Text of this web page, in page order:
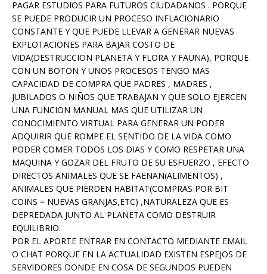
PAGAR ESTUDIOS PARA FUTUROS CIUDADANOS . PORQUE
SE PUEDE PRODUCIR UN PROCESO INFLACIONARIO
CONSTANTE Y QUE PUEDE LLEVAR A GENERAR NUEVAS
EXPLOTACIONES PARA BAJAR COSTO DE
VIDA(DESTRUCCION PLANETA Y FLORA Y FAUNA), PORQUE
CON UN BOTON Y UNOS PROCESOS TENGO MAS
CAPACIDAD DE COMPRA QUE PADRES , MADRES ,
JUBILADOS O NIÑOS QUE TRABAJAN Y QUE SOLO EJERCEN
UNA FUNCION MANUAL MAS QUE UTILIZAR UN
CONOCIMIENTO VIRTUAL PARA GENERAR UN PODER
ADQUIRIR QUE ROMPE EL SENTIDO DE LA VIDA COMO
PODER COMER TODOS LOS DIAS Y COMO RESPETAR UNA
MAQUINA Y GOZAR DEL FRUTO DE SU ESFUERZO , EFECTO
DIRECTOS ANIMALES QUE SE FAENAN(ALIMENTOS) ,
ANIMALES QUE PIERDEN HABITAT(COMPRAS POR BIT
COINS = NUEVAS GRANJAS,ETC) ,NATURALEZA QUE ES
DEPREDADA JUNTO AL PLANETA COMO DESTRUIR
EQUILIBRIO.
POR EL APORTE ENTRAR EN CONTACTO MEDIANTE EMAIL
O CHAT PORQUE EN LA ACTUALIDAD EXISTEN ESPEJOS DE
SERVIDORES DONDE EN COSA DE SEGUNDOS PUEDEN